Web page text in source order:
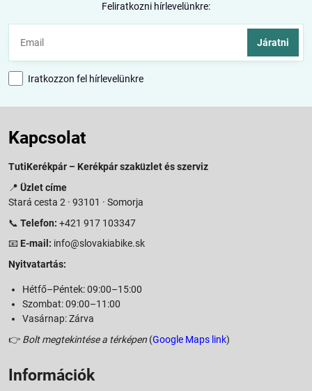
Feliratkozni hírlevelünkre:
Járatni
Iratkozzon fel hírlevelünkre
Kapcsolat
TutiKerékpár – Kerékpár szaküzlet és szerviz
📍 Üzlet címe
Stará cesta 2 · 93101 · Somorja
📞 Telefon: +421 917 103347
📧 E-mail: info@slovakiabike.sk
Nyitvatartás:
Hétfő–Péntek: 09:00–15:00
Szombat: 09:00–11:00
Vasárnap: Zárva
👉 Bolt megtekintése a térképen (Google Maps link)
Információk